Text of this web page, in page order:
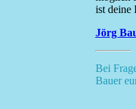
ist deine
Jörg
Bei
Bauer